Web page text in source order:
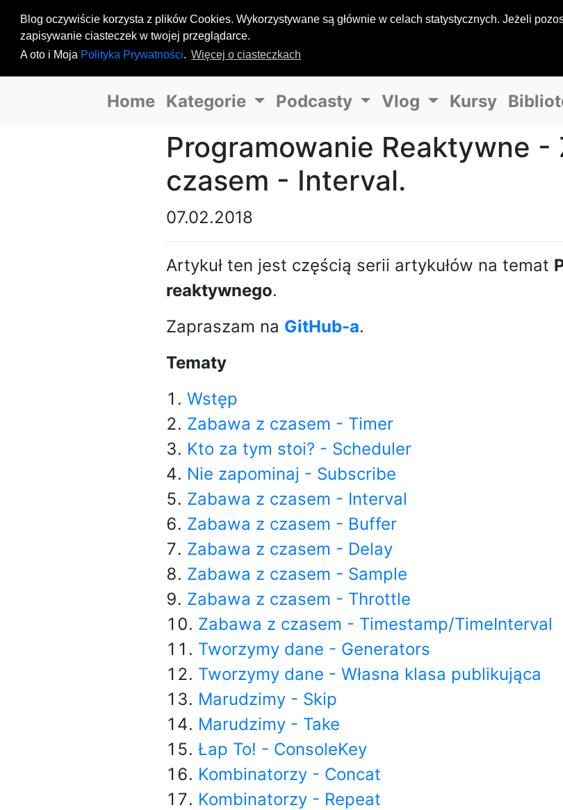
Blog oczywiście korzysta z plików Cookies. Wykorzystywane są głównie w celach statystycznych. Jeżeli
zapisywanie ciasteczek w twojej przeglądarce.
A oto i Moja Polityka Prywatności. Więcej o ciasteczkach
Home Kategorie Podcasty Vlog Kursy
Programowanie Reaktywne -
czasem - Interval.
07.02.2018
Artykuł ten jest częścią serii artykułów na temat
reaktywnego.
Zapraszam na GitHub-a.
Tematy
Wstęp
Zabawa z czasem - Timer
Kto za tym stoi? - Scheduler
Nie zapominaj - Subscribe
Zabawa z czasem - Interval
Zabawa z czasem - Buffer
Zabawa z czasem - Delay
Zabawa z czasem - Sample
Zabawa z czasem - Throttle
Zabawa z czasem - Timestamp/TimeInterval
Tworzymy dane - Generators
Tworzymy dane - Własna klasa publikująca
Marudzimy - Skip
Marudzimy - Take
Łap To! - ConsoleKey
Kombinatorzy - Concat
Kombinatorzy - Repeat